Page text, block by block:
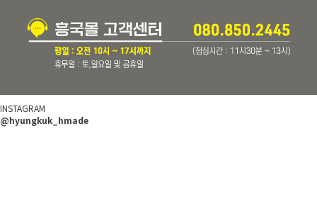
INSTAGRAM
@hyungkuk_hmade